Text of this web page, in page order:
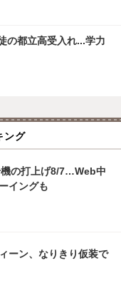
の都立高受入れ...学力
ング
の打上げ8/7…Web中
イングも
ーン、なりきり仮装で